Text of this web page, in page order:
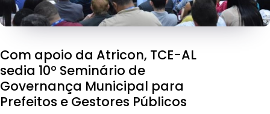
Com apoio da Atricon, TCE-AL
sedia 10º Seminário de
Governança Municipal para
Prefeitos e Gestores Públicos